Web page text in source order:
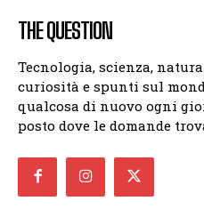
THE QUESTION
Tecnologia, scienza,
curiosità e spunti sul
qualcosa di nuovo ogni
posto dove le domande